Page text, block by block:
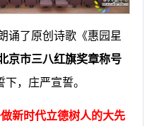
诵了原创诗歌《惠园星
京市三八红旗奖章称号
下，庄严宣誓。
新时代立德树人的大先